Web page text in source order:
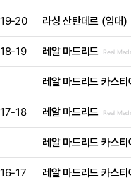
19-20 라싱 산탄데르 (임대)
18-19 레알 마드리드 Real
레알 마드리드 카스티
17-18 레알 마드리드 Real
레알 마드리드 카스티
16-17 레알 마드리드 카스티